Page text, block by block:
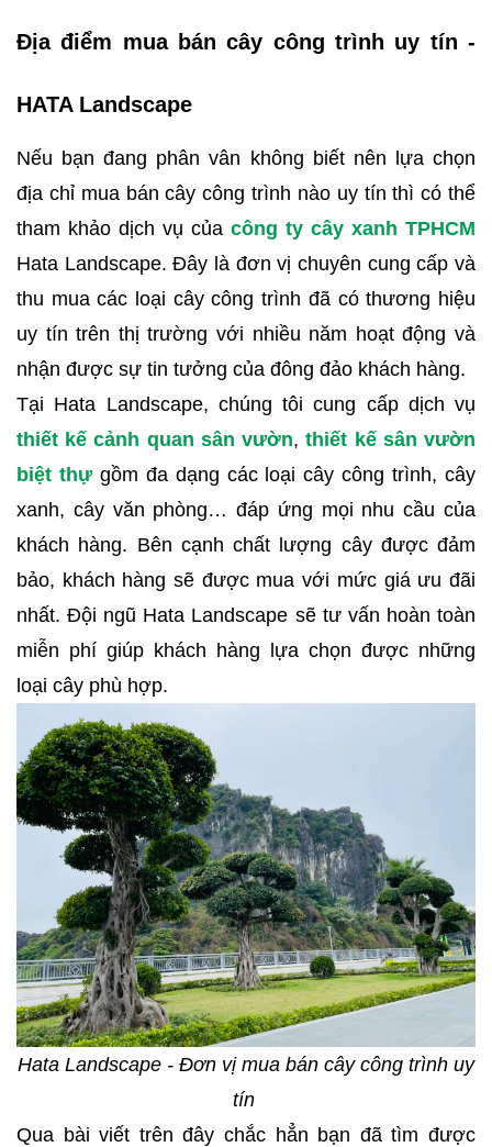
Địa điểm mua bán cây công trình uy tín -
HATA Landscape
Nếu bạn đang phân vân không biết nên lựa chọn
địa chỉ mua bán cây công trình nào uy tín thì có thể
tham khảo dịch vụ của công ty cây xanh TPHCM
Hata Landscape. Đây là đơn vị chuyên cung cấp và
thu mua các loại cây công trình đã có thương hiệu
uy tín trên thị trường với nhiều năm hoạt động và
nhận được sự tin tưởng của đông đảo khách hàng.
Tại Hata Landscape, chúng tôi cung cấp dịch vụ
thiết kế cảnh quan sân vườn,thiết kế sân vườn
biệt thựgồm đa dạng các loại cây công trình, cây
xanh, cây văn phòng… đáp ứng mọi nhu cầu của
khách hàng. Bên cạnh chất lượng cây được đảm
bảo, khách hàng sẽ được mua với mức giá ưu đãi
nhất. Đội ngũ Hata Landscape sẽ tư vấn hoàn toàn
miễn phí giúp khách hàng lựa chọn được những
loại cây phù hợp.
Hata Landscape - Đơn vị mua bán cây công trình uy
tín
Qua bài viết trên đây chắc hẳn bạn đã tìm được